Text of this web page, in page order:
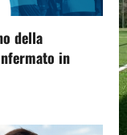
della
in